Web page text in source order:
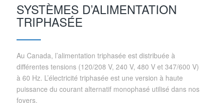
SYSTÈMES D’ALIMENTATION
TRIPHASÉE
Au Canada, l’alimentation triphasée est distribuée à
différentes tensions (120/208 V, 240 V, 480 V et 347/600 V)
à 60 Hz. L’électricité triphasée est une version à haute
puissance du courant alternatif monophasé utilisé dans nos
foyers.